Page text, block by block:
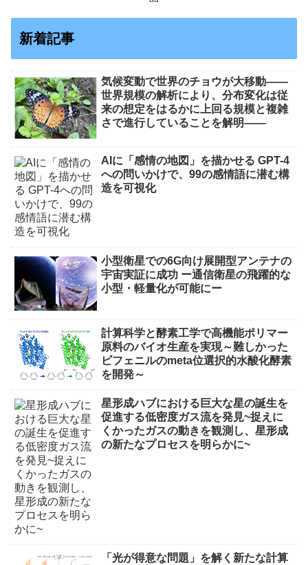
新着記事
気候変動で世界のチョウが大移動――
世界規模の解析により、分布変化は従
来の想定をはるかに上回る規模と複雑
さで進行していることを解明――
AIに「感情の地図」を描かせる GPT-4
への問いかけで、99の感情語に潜む構
造を可視化
小型衛星での6G向け展開型アンテナの
宇宙実証に成功 ー通信衛星の飛躍的な
小型・軽量化が可能にー
計算科学と酵素工学で高機能ポリマー
原料のバイオ生産を実現～難しかった
ビフェニルのmeta位選択的水酸化酵素
を開発～
星形成ハブにおける巨大な星の誕生を
促進する低密度ガス流を発見~捉えに
くかったガスの動きを観測し、星形成
の新たなプロセスを明らかに~
「光が得意な問題」を解く新たな計算